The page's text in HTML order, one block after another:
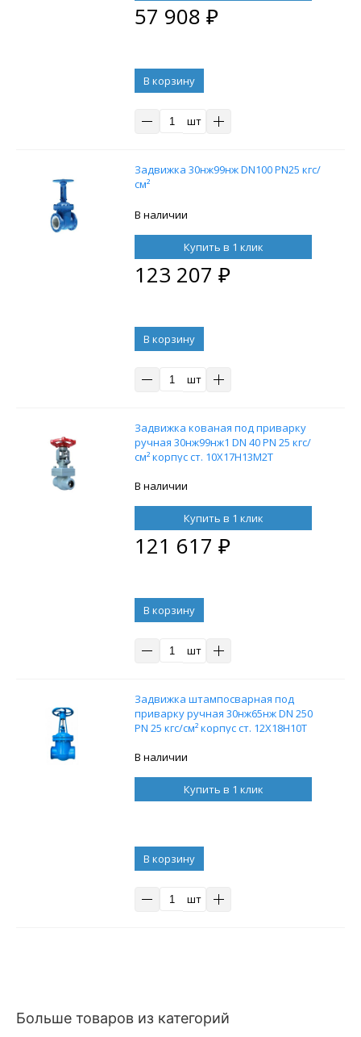
57 908 ₽
В корзину
шт
Задвижка 30нж99нж DN100 PN25 кгс/
см²
В наличии
Купить в 1 клик
123 207 ₽
В корзину
шт
Задвижка кованая под приварку
ручная 30нж99нж1 DN 40 PN 25 кгс/
см² корпус ст. 10Х17Н13М2Т
В наличии
Купить в 1 клик
121 617 ₽
В корзину
шт
Задвижка штампосварная под
приварку ручная 30нж65нж DN 250
PN 25 кгс/см² корпус ст. 12Х18Н10Т
В наличии
Купить в 1 клик
В корзину
шт
Больше товаров из категорий